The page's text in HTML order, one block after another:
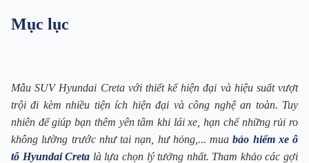
Mẫu SUV Hyundai Creta với thiết kế hiện đại và hiệu suất vượt
trội đi kèm nhiều tiện ích hiện đại và công nghệ an toàn. Tuy
nhiên để giúp bạn thêm yên tâm khi lái xe, hạn chế những rủi ro
không lường trước như tai nạn, hư hỏng,... muabảo hiểm xe ô
tô Hyundai Creta là lựa chọn lý tưởng nhất. Tham khảo các gợi
Mục lục